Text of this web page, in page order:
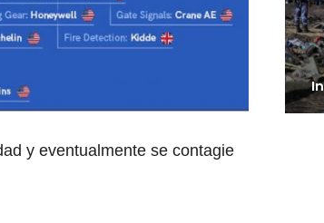
y eventualmente se contagie